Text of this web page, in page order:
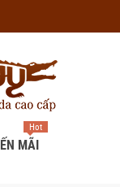
MÃI
Hot